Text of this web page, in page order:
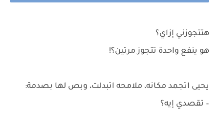
هتتجوزني إزاي؟
هو ينفع واحدة تتجوز مرتين؟!
يحيى اتجمد مكانه، ملامحه اتبدلت، وبص لها بصدمة:
– تقصدي إيه؟